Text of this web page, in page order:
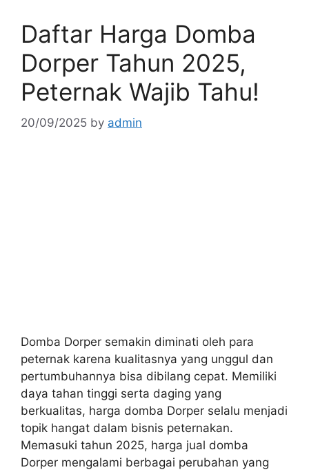
Daftar Harga Domba
Dorper Tahun 2025,
Peternak Wajib Tahu!
20/09/2025 by admin
Domba Dorper semakin diminati oleh para
peternak karena kualitasnya yang unggul dan
pertumbuhannya bisa dibilang cepat. Memiliki
daya tahan tinggi serta daging yang
berkualitas, harga domba Dorper selalu menjadi
topik hangat dalam bisnis peternakan.
Memasuki tahun 2025, harga jual domba
Dorper mengalami berbagai perubahan yang